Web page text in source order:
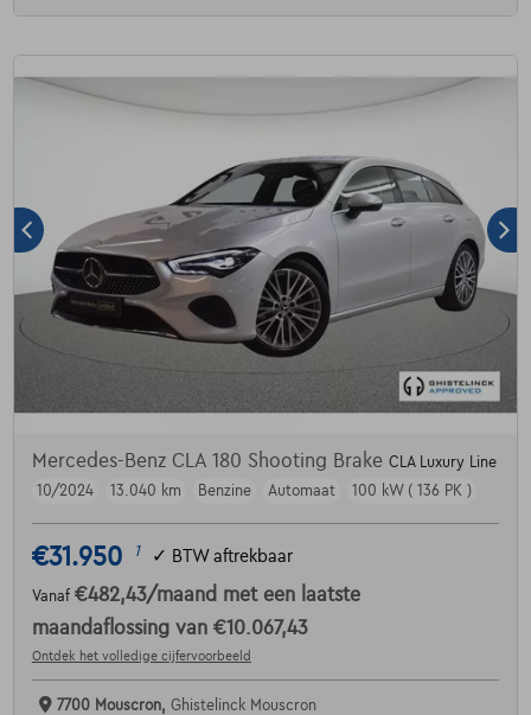
Mercedes-Benz CLA 180 Shooting Brake CLA Luxury Line
10/2024
13.040 km Benzine Automaat 100 kW ( 136 PK )
€31.950 1 ✓ BTW aftrekbaar
Vanaf €482,43/maand met een laatste
maandaflossing van €10.067,43
Ontdek het volledige cijfervoorbeeld
7700 Mouscron, Ghistelinck Mouscron